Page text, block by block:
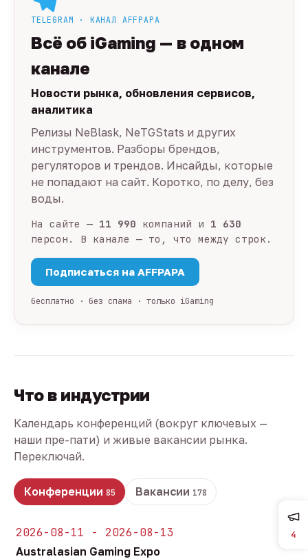
TELEGRAM · КАНАЛ AFFPAPA
Всё об iGaming — в одном
канале
Новости рынка, обновления сервисов,
аналитика
Релизы NeBlask, NeTGStats и других
инструментов. Разборы брендов,
регуляторов и трендов. Инсайды, которые
не попадают на сайт. Коротко, по делу, без
воды.
На сайте — 11 990 компаний и 1 630
персон. В канале — то, что между строк.
Подписаться на AFFPAPA
бесплатно · без спама · только iGaming
Что в индустрии
Календарь конференций (вокруг ключевых —
наши пре-пати) и живые вакансии рынка.
Переключай.
Конференции 85 Вакансии 178
2026-08-11 - 2026-08-13
Australasian Gaming Expo
4